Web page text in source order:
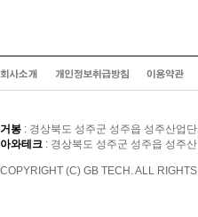
거봉 : 경상북도 성주군 성주읍 성주산업
아와테크 : 경상북도 성주군 성주읍 성주
COPYRIGHT (C) GB TECH. ALL